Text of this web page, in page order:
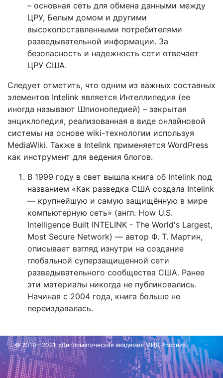
– основная сеть для обмена данными между
ЦРУ, Белым домом и другими
высокопоставленными потребителями
разведывательной информации. За
безопасность и надежность сети отвечает
ЦРУ США.
Следует отметить, что одним из важных составных
элементов Intelink является Интеллипедия (ее
иногда называют Шпионопедией) – закрытая
энциклопедия, реализованная в виде онлайновой
системы на основе wiki-технологии используя
MediaWiki. Также в Intelink применяется WordPress
как инструмент для ведения блогов.
В 1999 году в свет вышла книга об Intelink под
названием «Как разведка США создала Intelink
— крупнейшую и самую защищённую в мире
компьютерную сеть» (англ. How U.S.
Intelligence Built INTELINK - The World's Largest,
Most Secure Network) — автор Ф. Т. Мартин,
описывает взгляд изнутри на создание
глобальной суперзащищенной сети
разведывательного сообщества США. Ранее
эти материалы никогда не публиковались.
Начиная с 2004 года, книга больше не
переиздавалась.
Обновлено: 10 апреля 2020 г.
© 2019—2021, «Дипломатическая академия МИД России»